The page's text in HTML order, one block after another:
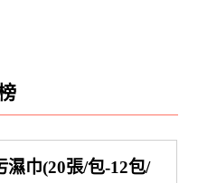
濕巾(20張/包-12包/